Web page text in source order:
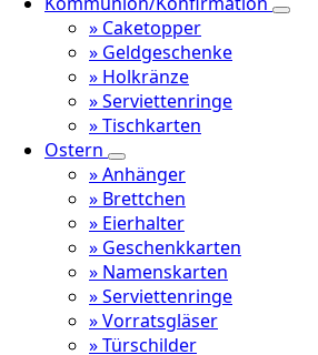
» Caketopper
» Geldgeschenke
» Holkränze
» Serviettenringe
» Tischkarten
Ostern
» Anhänger
» Brettchen
» Eierhalter
» Geschenkkarten
» Namenskarten
» Serviettenringe
» Vorratsgläser
» Türschilder